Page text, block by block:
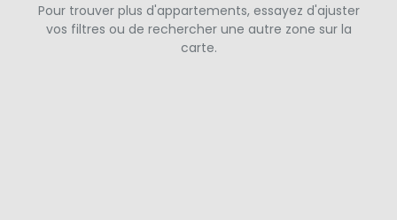
Pour trouver plus d'appartements, essayez d'ajuster
vos filtres ou de rechercher une autre zone sur la
carte.